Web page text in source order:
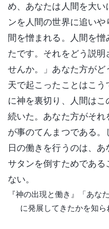
め、あなたは人間を大い
ンを人間の世界に追い
間を憎まれる。人間を
たです。それをどう説明
せんか。」あなた方がど
天で起こったことはこう
に神を裏切り、人間は
続いた。あなた方がそ
が事のてんまつである
日の働きを行うのは、あ
サタンを倒すためであ
ない。
『神の出現と働き』「あな
に発展してきたかを知